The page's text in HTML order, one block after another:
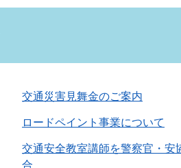
交通災害見舞金のご案内
ロードペイント事業について
交通安全教室講師を警察官・安
合